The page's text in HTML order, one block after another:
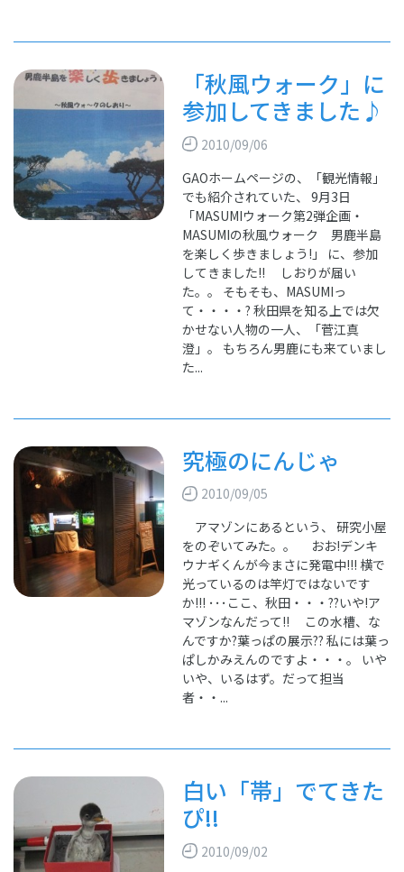
「秋風ウォーク」に
参加してきました♪
2010/09/06
GAOホームページの、「観光情報」
でも紹介されていた、 9月3日
「MASUMIウォーク第2弾企画・
MASUMIの秋風ウォーク 男鹿半島
を楽しく歩きましょう!」 に、参加
してきました!! しおりが届い
た。。 そもそも、MASUMIっ
て・・・・? 秋田県を知る上では欠
かせない人物の一人、「菅江真
澄」。 もちろん男鹿にも来ていまし
た...
究極のにんじゃ
2010/09/05
アマゾンにあるという、 研究小屋
をのぞいてみた。。 おお!デンキ
ウナギくんが今まさに発電中!!! 横で
光っているのは竿灯ではないです
か!!! ･･･ここ、秋田・・・??いや!ア
マゾンなんだって!! この水槽、な
んですか?葉っぱの展示?? 私には葉っ
ぱしかみえんのですよ・・・。 いや
いや、いるはず。だって担当
者・・...
白い「帯」でてきた
ぴ!!
2010/09/02